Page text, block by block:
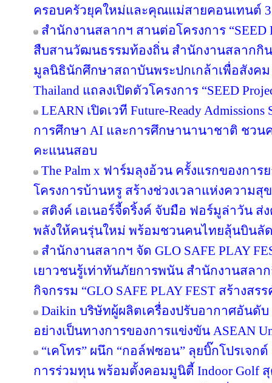
ครอบครัวยุคใหม่และคุณแม่สายคอนเทนต์
สำนักงานสลากฯ สานต่อโครงการ “SEED
สืบสานวัฒนธรรมท้องถิ่น สำนักงานสลากกิน
มูลนิธินักศึกษาสถาบันพระปกเกล้าเพื่อสังคม
Thailand แถลงเปิดตัวโครงการ “SEED
LEARN เปิดเวที Future-Ready
การศึกษา AI และการศึกษานานาชาติ ชวน
คะแนนสอบ
The Palm x ฟาร์มลุงอ้วน ครั้งแรกของกา
โครงการบ้านหรู สร้างช่วงเวลาแห่งความสุ
สติงค์ เอเนอร์จี้ดริ้งค์ จับมือ ฟอร์มูล่าวัน
พลังให้คนรุ่นใหม่ พร้อมชวนคนไทยลุ้นบินลั
สำนักงานสลากฯ จัด GLO SAFE PLAY
เยาวชนรู้เท่าทันภัยการพนัน สำนักงานสลา
กิจกรรม “GLO SAFE PLAY FEST สร้างส
Daikin บริษัทผู้ผลิตเครื่องปรับอากาศอันดั
อย่างเป็นทางการของการแข่งขัน ASEAN
“เคโทร” ผนึก “กอล์ฟซอน” ลุยบิ๊กโปรเจกต์
การร่วมทุน พร้อมตั้งคอมมูนิตี้ Indoor Golf